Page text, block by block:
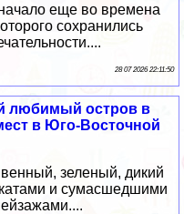
еще во времена
сохранились
28 07 2026 22:11:50
любимый остров в
в Юго-Восточной
зеленый, дикий
и сумасшедшими